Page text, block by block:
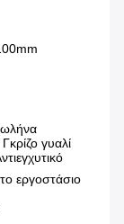
γυαλί
εργοστάσιο